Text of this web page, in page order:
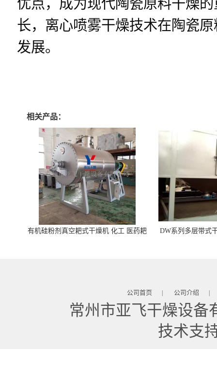
优点，成为现代陶瓷原料干燥
长，离心喷雾干燥技术在陶瓷
发展。
相关产品：
有机硅粉剂真空耙式干燥机 化工 医药耙
DW系列多层带式
公司首页 | 公司介绍 |
常州市亚飞干燥设备
技术支